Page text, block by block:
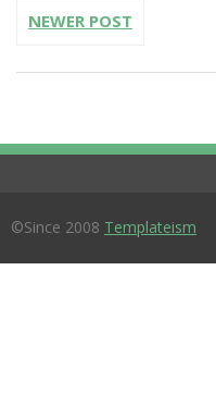
NEWER POST
©Since 2008 Templateism